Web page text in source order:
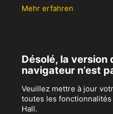
Mehr erfahren
Désolé, la version
navigateur n’est
Veuillez mettre à jour
toutes les
Hall.